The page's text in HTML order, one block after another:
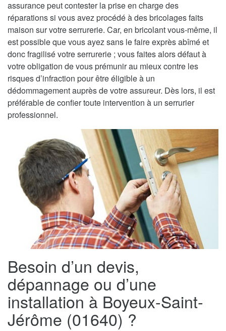
assurance peut contester la prise en charge des
réparations si vous avez procédé à des bricolages faits
maison sur votre serrurerie. Car, en bricolant vous-même, il
est possible que vous ayez sans le faire exprès abîmé et
donc fragilisé votre serrurerie ; vous faites alors défaut à
votre obligation de vous prémunir au mieux contre les
risques d’infraction pour être éligible à un
dédommagement auprès de votre assureur. Dès lors, il est
préférable de confier toute intervention à un serrurier
professionnel.
Besoin d’un devis,
dépannage ou d’une
installation à Boyeux-Saint-
Jérôme (01640) ?